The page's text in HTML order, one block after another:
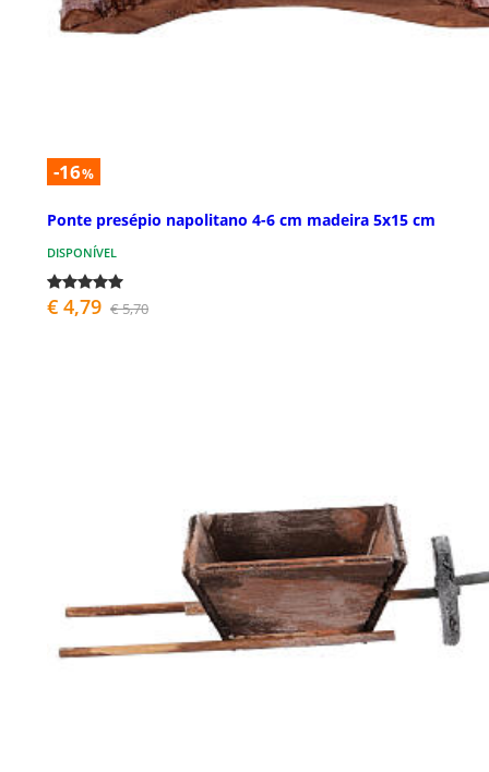
-16%
Ponte presépio napolitano 4-6 cm madeira 5x15 cm
DISPONÍVEL
€ 4,79 € 5,70